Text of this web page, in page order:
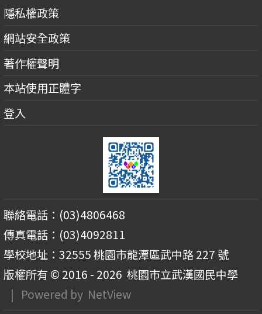
隱私權政策
網站安全政策
著作權聲明
本站使用正體字
登入
聯絡電話：(03)4806468
傳真電話：(03)4092811
學校地址：32555 桃園市龍潭區武中路 227 號
版權所有 © 2016 - 2026 桃園市立武漢國民中學
| Powered by NetView